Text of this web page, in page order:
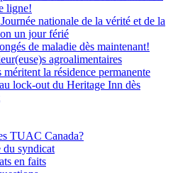
ligne!
nationale de la vérité et de la
un jour férié
de maladie dès maintenant!
agroalimentaires
méritent la résidence permanente
lock-out du Heritage Inn dès
TUAC Canada?
du syndicat
en faits